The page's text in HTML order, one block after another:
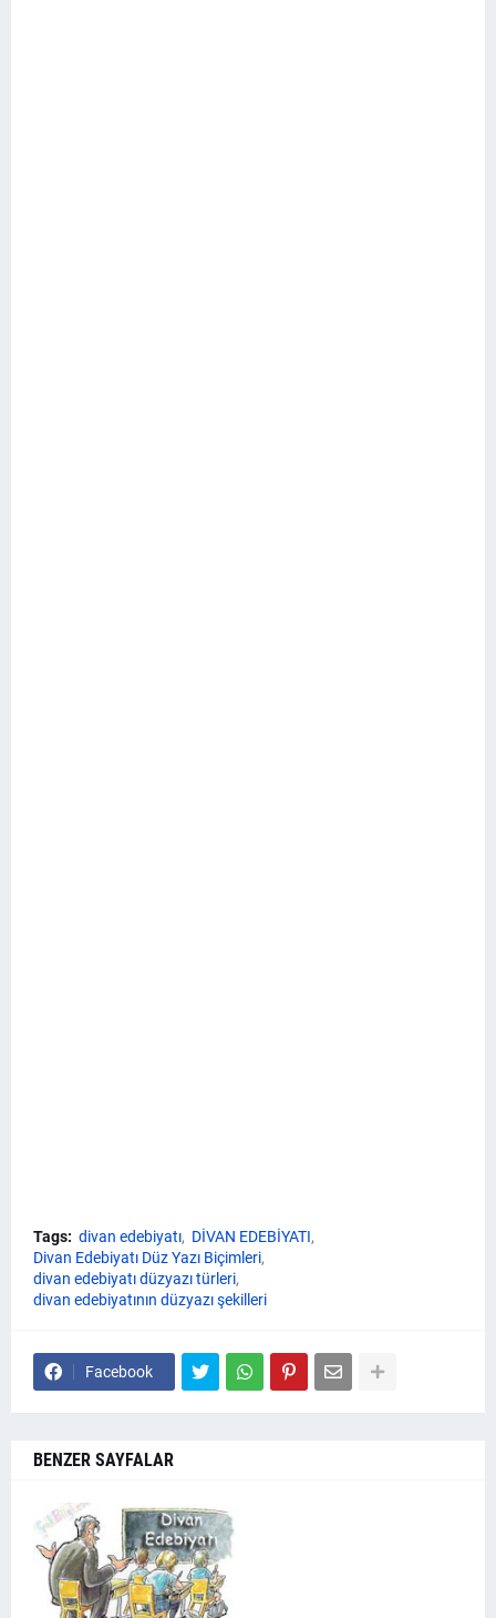
Tags: divan edebiyatı
DİVAN EDEBİYATI
Divan Edebiyatı Düz Yazı Biçimleri
divan edebiyatı düzyazı türleri
divan edebiyatının düzyazı şekilleri
Facebook
BENZER SAYFALAR